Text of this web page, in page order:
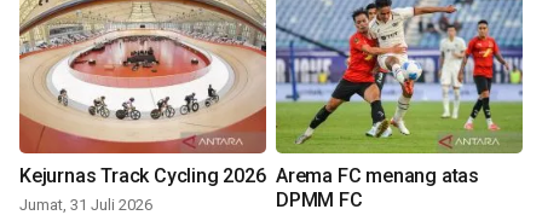
Kejurnas Track Cycling 2026
Jumat, 31 Juli 2026
Arema FC menang atas
DPMM FC